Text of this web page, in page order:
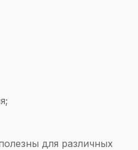
для различных